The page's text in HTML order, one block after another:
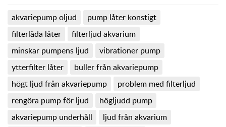
akvariepump oljud
pump låter konstigt
filterlåda låter
filterljud akvarium
minskar pumpens ljud
vibrationer pump
ytterfilter låter
buller från akvariepump
högt ljud från akvariepump
problem med filterljud
rengöra pump för ljud
högljudd pump
akvariepump underhåll
ljud från akvarium